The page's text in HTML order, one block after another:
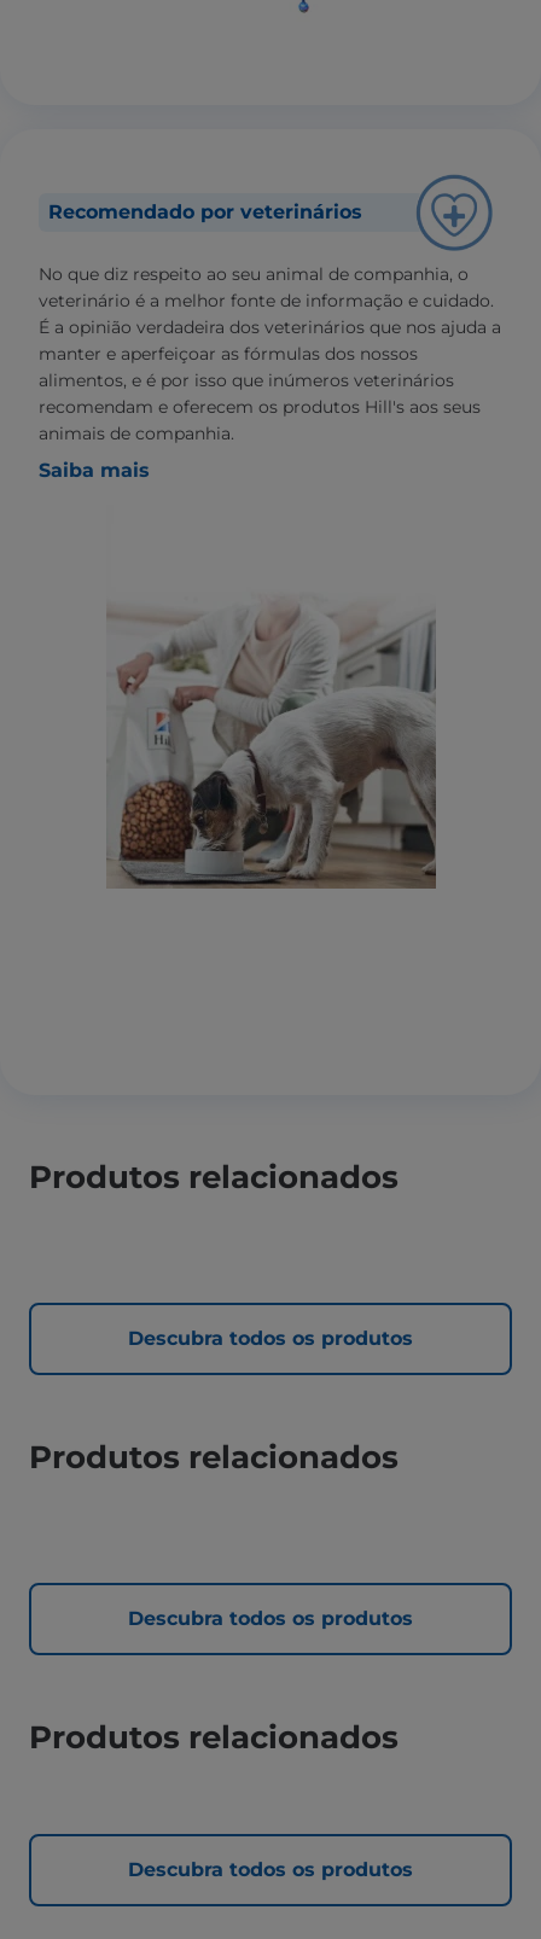
Recomendado por veterinários
No que diz respeito ao seu animal de companhia, o
veterinário é a melhor fonte de informação e cuidado.
É a opinião verdadeira dos veterinários que nos ajuda a
manter e aperfeiçoar as fórmulas dos nossos
alimentos, e é por isso que inúmeros veterinários
recomendam e oferecem os produtos Hill's aos seus
animais de companhia.
Saiba mais
Produtos relacionados
Descubra todos os produtos
Produtos relacionados
Descubra todos os produtos
Produtos relacionados
Descubra todos os produtos